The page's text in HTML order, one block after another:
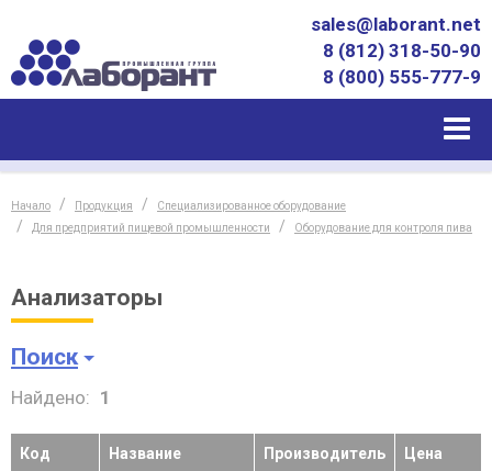
sales@laborant.net
8 (812) 318-50-90
8 (800) 555-777-9
Начало Продукция
Специализированное оборудование
Для предприятий пищевой промышленности
Оборудование для контроля пива
Анализаторы
Поиск
Найдено: 1
Код Название Производитель Цена